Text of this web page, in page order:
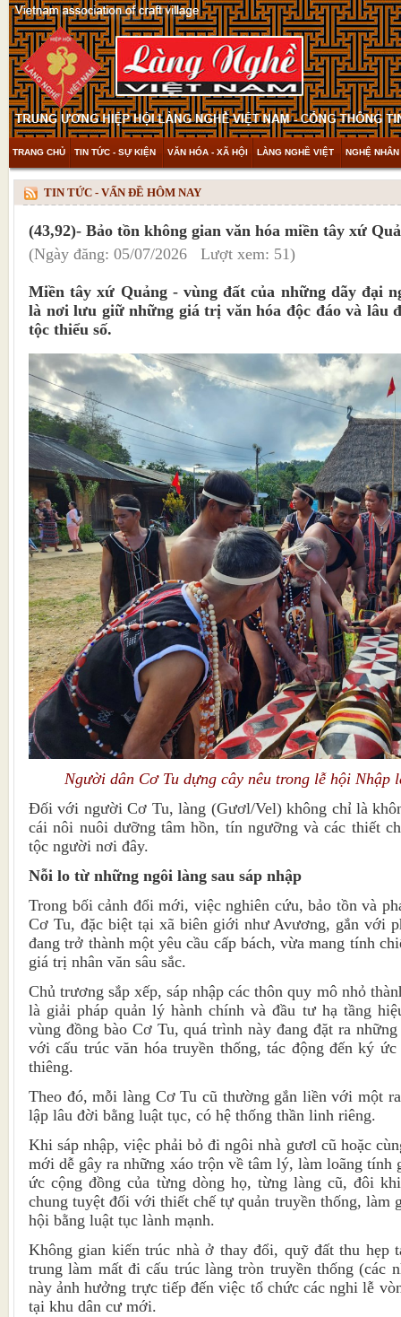
TRANG CHỦ TIN TỨC - SỰ KIỆN VĂN HÓA - XÃ HỘI LÀNG NGHỀ VIỆT NGHỆ
THAM KHẢO & KHÁM PHÁ VIDEO
TIN TỨC - VẤN ĐỀ HÔM NAY
(43,92)- Bảo tồn không gian văn hóa miền tây xứ
(Ngày đăng: 05/07/2026 Lượt xem: 51)
Miền tây xứ Quảng - vùng đất của những dãy đại
là nơi lưu giữ những giá trị văn hóa độc đáo và lâu
tộc thiểu số.
Người dân Cơ Tu dựng cây nêu trong lễ hội Nhập
Đối với người Cơ Tu, làng (Gươl/Vel) không chỉ là
cái nôi nuôi dưỡng tâm hồn, tín ngưỡng và các thiết
tộc người nơi đây.
Nỗi lo từ những ngôi làng sau sáp nhập
Trong bối cảnh đổi mới, việc nghiên cứu, bảo tồn và
Cơ Tu, đặc biệt tại xã biên giới như Avương, gắn với
đang trở thành một yêu cầu cấp bách, vừa mang tính
giá trị nhân văn sâu sắc.
Chủ trương sắp xếp, sáp nhập các thôn quy mô nhỏ
là giải pháp quản lý hành chính và đầu tư hạ tầng
vùng đồng bào Cơ Tu, quá trình này đang đặt ra
với cấu trúc văn hóa truyền thống, tác động đến ký
thiêng.
Theo đó, mỗi làng Cơ Tu cũ thường gắn liền với một
lập lâu đời bằng luật tục, có hệ thống thần linh riêng.
Khi sáp nhập, việc phải bỏ đi ngôi nhà gươl cũ hoặc
mới dễ gây ra những xáo trộn về tâm lý, làm loãng tính
ức cộng đồng của từng dòng họ, từng làng cũ, đôi
chung tuyệt đối với thiết chế tự quản truyền thống, làm
hội bằng luật tục lành mạnh.
Không gian kiến trúc nhà ở thay đổi, quỹ đất thu hẹp
trung làm mất đi cấu trúc làng tròn truyền thống (các
này ảnh hưởng trực tiếp đến việc tổ chức các nghi lễ
tại khu dân cư mới.